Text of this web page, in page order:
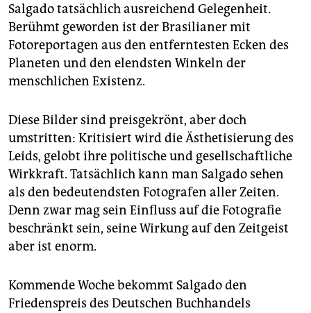
Salgado tatsächlich ausreichend Gelegenheit.
Berühmt geworden ist der Brasilianer mit
Fotoreportagen aus den entferntesten Ecken des
Planeten und den elendsten Winkeln der
menschlichen Existenz.
Diese Bilder sind preisgekrönt, aber doch
umstritten: Kritisiert wird die Ästhetisierung des
Leids, gelobt ihre politische und gesellschaftliche
Wirkkraft. Tatsächlich kann man Salgado sehen
als den bedeutendsten Fotografen aller Zeiten.
Denn zwar mag sein Einfluss auf die Fotografie
beschränkt sein, seine Wirkung auf den Zeitgeist
aber ist enorm.
Kommende Woche bekommt Salgado den
Friedenspreis des Deutschen Buchhandels